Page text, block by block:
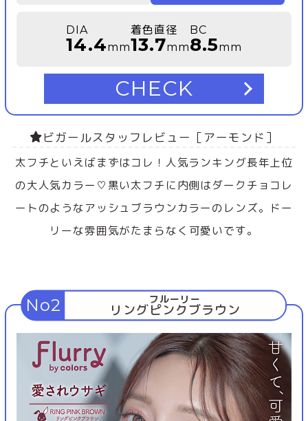
DIA
14.4mm
着色直径
13.7mm
BC
8.5mm
CHECK
ビガールスタッフレビュー［アーモンド］
太フチといえばまずはコレ！人気ランキング長年上位
の大人気カラー♡黒い太フチに内側はダークチョコレ
ートのようなアッシュブラウンカラーのレンズ。ドー
リーな雰囲気がたまらなく可愛いです。
No2 フルーリー
リングピンクブラウン